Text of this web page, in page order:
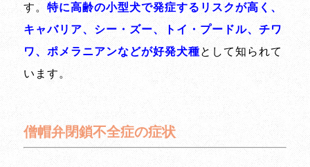
す。 特に高齢の小型犬で発症するリスクが高く、
キャバリア、シー・ズー、トイ・プードル、チワ
ワ、ポメラニアンなどが好発犬種として知られて
います。
僧帽弁閉鎖不全症の症状